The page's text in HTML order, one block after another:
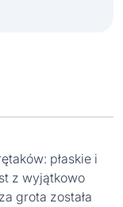
płaskie i
z wyjątkowo
grota została